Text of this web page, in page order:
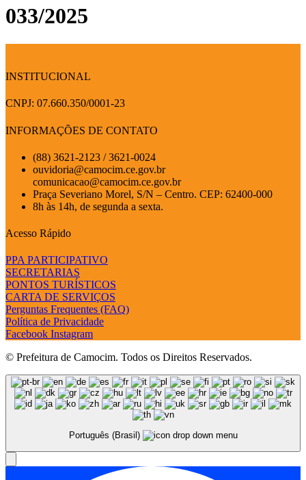
033/2025
INSTITUCIONAL
CNPJ: 07.660.350/0001-23
INFORMAÇÕES DE CONTATO
(88) 3621-2123 / 3621-0024
ouvidoria@camocim.ce.gov.br
comunicacao@camocim.ce.gov.br
Praça Severiano Morel, S/N – Centro. CEP: 62400-000
8h às 14h, de segunda a sexta.
Acesso Rápido
PPA PARTICIPATIVO
SECRETARIAS
PONTOS TURÍSTICOS
CARTA DE SERVIÇOS
Perguntas Frequentes (FAQ)
Política de Privacidade
Facebook Instagram
© Prefeitura de Camocim. Todos os Direitos Reservados.
Português (Brasil)